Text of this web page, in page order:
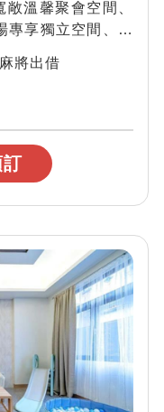
溫馨聚會空間、
專享獨立空間、親
、安農溪落...
麻將出借